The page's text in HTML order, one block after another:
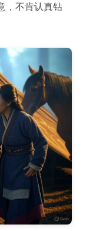
，不肯认真钻